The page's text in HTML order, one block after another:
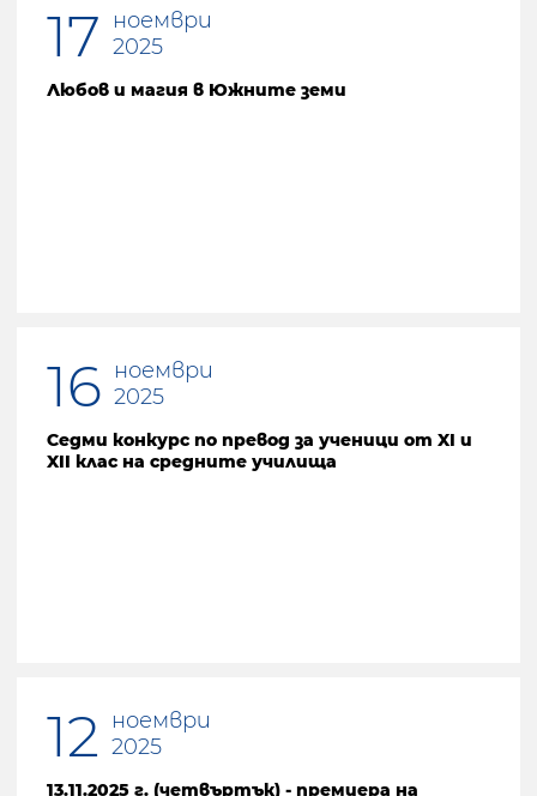
17
ноември
2025
Любов и магия в Южните земи
16 ноември
2025
Седми конкурс по превод за ученици от XI и
XII клас на средните училища
12
ноември
2025
13.11.2025 г. (четвъртък) - премиера на